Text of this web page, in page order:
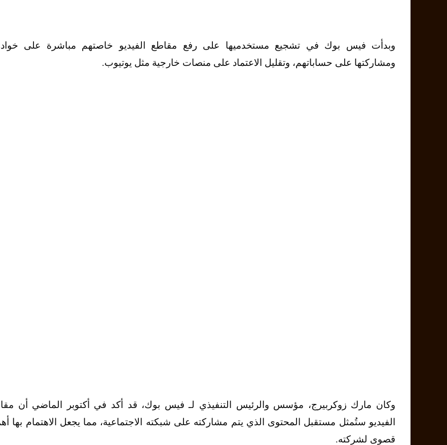
وبدأت فيس بوك في تشجيع مستخدميها على رفع مقاطع الفيديو خاصتهم مباشرة على
ومشاركتها على حساباتهم، وتقليل الاعتماد على منصات خارجية مثل يوتيوب.
وكان مارك زوكربيرج، مؤسس والرئيس التنفيذي لـ فيس بوك، قد أكد في أكتوبر الماضي أن
الفيديو ستُمثل مستقبل المحتوى الذي يتم مشاركته على شبكته الاجتماعية، مما يجعل الاهتمام بها
قصوى لشركته.